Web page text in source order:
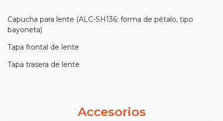
Capucha para lente (ALC-SH136: forma de pétalo, tipo
bayoneta)
Tapa frontal de lente
Tapa trasera de lente
Accesorios